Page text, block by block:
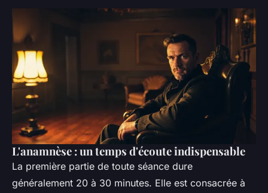
L'anamnèse : un temps d'écoute indispensable
La première partie de toute séance dure
généralement 20 à 30 minutes. Elle est consacrée à